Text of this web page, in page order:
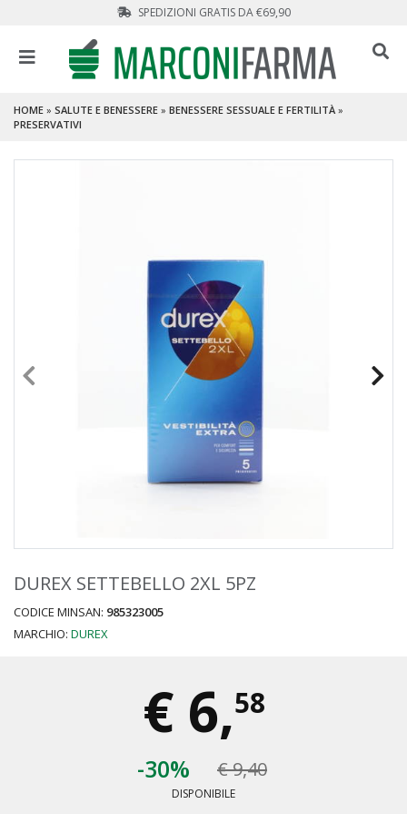
SPEDIZIONI GRATIS DA €69,90
HOME » SALUTE E BENESSERE » BENESSERE SESSUALE E FERTILITÀ »
PRESERVATIVI
DUREX SETTEBELLO 2XL 5PZ
CODICE MINSAN: 985323005
MARCHIO: DUREX
€ 6,58
-30% € 9,40
DISPONIBILE